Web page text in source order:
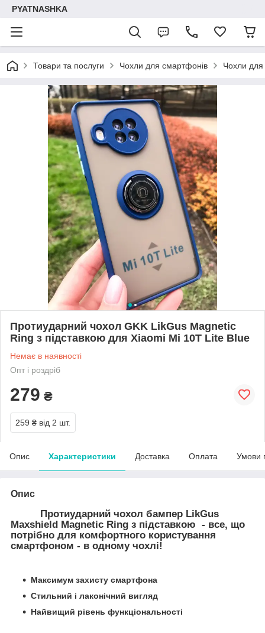
PYATNASHKA
Товари та послуги Чохли для смартфонів Чохли
Протиударний чохол GKK LikGus Magnetic
Ring з підставкою для Xiaomi Mi 10T Lite Blue
Немає в наявності
Опт і роздріб
279 ₴
259 ₴ від 2 шт.
Опис Характеристики Доставка Оплата Умови
Опис
Протиударний чохол бампер LikGus
Maxshield Magnetic Ring з підставкою - все, що
потрібно для комфортного користування
смартфоном - в одному чохлі!
Максимум захисту смартфона
Стильний і лаконічний вигляд
Найвищий рівень функціональності